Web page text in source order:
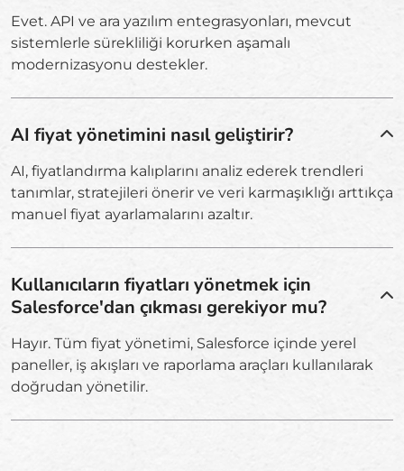
Evet. API ve ara yazılım entegrasyonları, mevcut
sistemlerle sürekliliği korurken aşamalı
modernizasyonu destekler.
AI fiyat yönetimini nasıl geliştirir?
AI, fiyatlandırma kalıplarını analiz ederek trendleri
tanımlar, stratejileri önerir ve veri karmaşıklığı arttıkça
manuel fiyat ayarlamalarını azaltır.
Kullanıcıların fiyatları yönetmek için
Salesforce'dan çıkması gerekiyor mu?
Hayır. Tüm fiyat yönetimi, Salesforce içinde yerel
paneller, iş akışları ve raporlama araçları kullanılarak
doğrudan yönetilir.